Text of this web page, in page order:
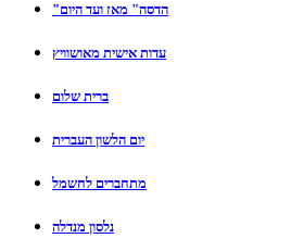
"הדסה" מאז ועד היום
עדות אישית מאושוויץ
ברית שלום
יום הלשון העברית
מתחברים לחשמל
נלסון מנדלה